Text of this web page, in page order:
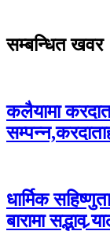
सम्बन्धित खवर
कलैयामा
धार्मिक
बारामा सद्भाव